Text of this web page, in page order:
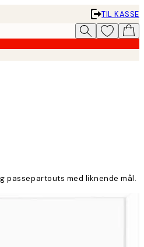
TIL KASSE
passepartouts med liknende mål.